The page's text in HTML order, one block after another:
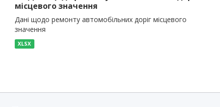
місцевого значення
Дані щодо ремонту автомобільних доріг місцевого
значення
XLSX